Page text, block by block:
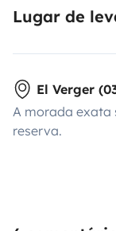
Lugar de
El Verger
A morada exata
reserva.